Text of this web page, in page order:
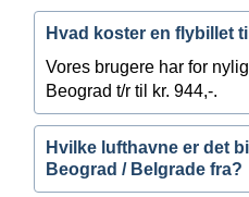
Hvad koster en flybillet
Vores brugere har for
Beograd t/r til kr. 944,-.
Hvilke lufthavne er det
Beograd / Belgrade fra?